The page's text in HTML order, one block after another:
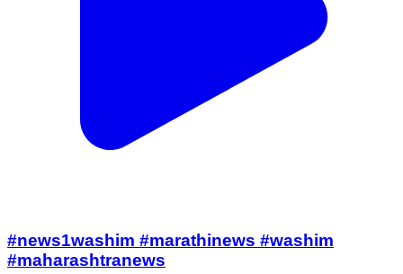
#news1washim #marathinews #washim
#maharashtranews